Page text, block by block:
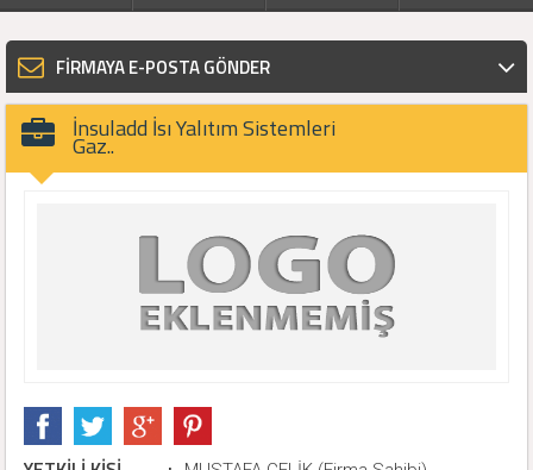
FİRMAYA E-POSTA GÖNDER
İnsuladd İsı Yalıtım Sistemleri
Gaz..